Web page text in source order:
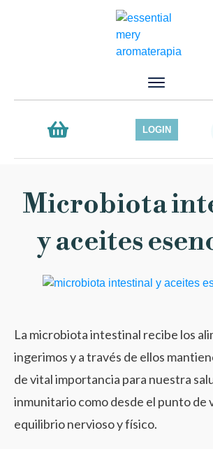
ContactoLOGIN
Microbiota
y aceites
La microbiota intestinal recibe los
ingerimos y a través de ellos
de vital importancia para nuestra
inmunitario como desde el punto de
equilibrio nervioso y físico.